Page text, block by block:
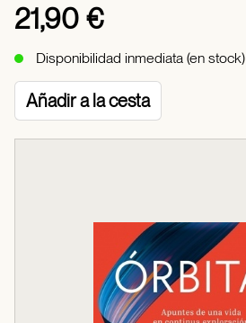
21,90 €
Disponibilidad inmediata (en stock)
Añadir a la cesta